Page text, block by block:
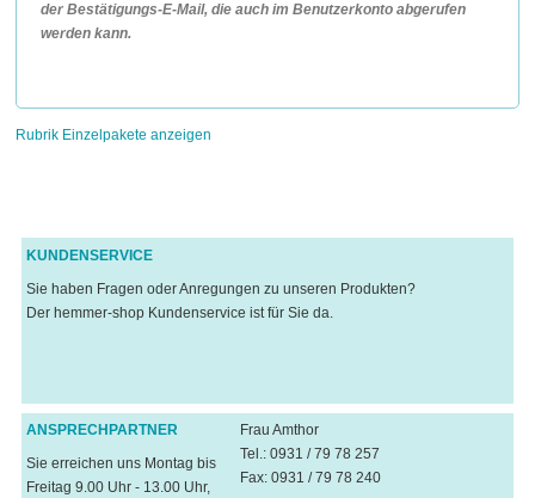
der Bestätigungs-E-Mail, die auch im Benutzerkonto abgerufen
werden kann.
Rubrik Einzelpakete anzeigen
KUNDENSERVICE
Sie haben Fragen oder Anregungen zu unseren Produkten?
Der hemmer-shop Kundenservice ist für Sie da.
ANSPRECHPARTNER
Sie erreichen uns Montag bis
Freitag 9.00 Uhr - 13.00 Uhr,
Frau Amthor
Tel.: 0931 / 79 78 257
Fax: 0931 / 79 78 240